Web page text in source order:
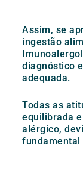
Assim, se
ingestão
diagnóstico
adequada.
Todas as
equilibrada
alérgico,
fundamental